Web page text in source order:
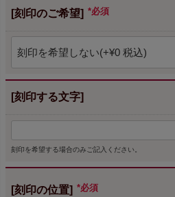
[刻印のご希望]
[刻印する文字]
刻印を希望する場合のみご記入ください。
[刻印の位置]